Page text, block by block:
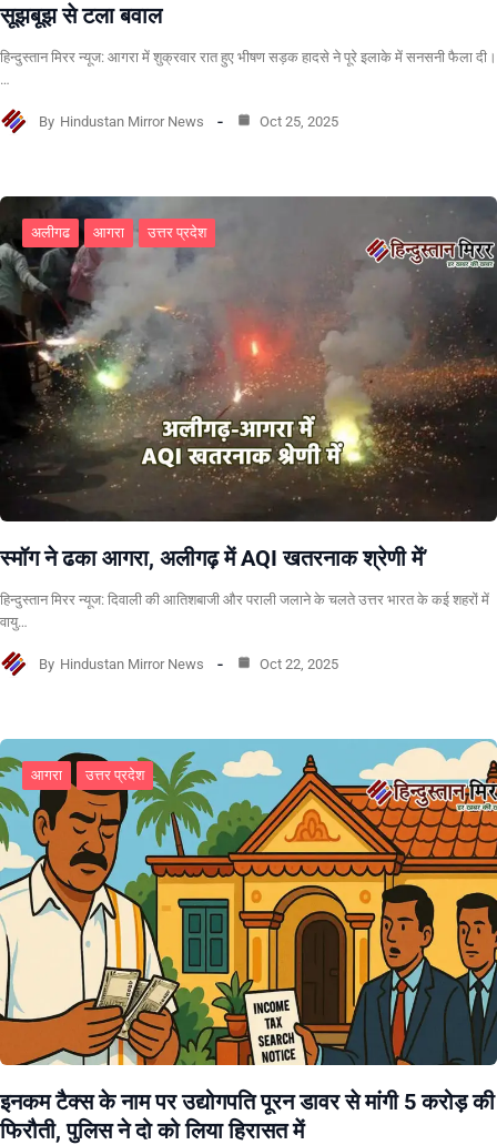
सूझबूझ से टला बवाल
हिन्दुस्तान मिरर न्यूज: आगरा में शुक्रवार रात हुए भीषण सड़क हादसे ने पूरे इलाके में सनसनी फैला दी।
…
By Hindustan Mirror News Oct 25, 2025
अलीगढ आगरा उत्तर प्रदेश
स्मॉग ने ढका आगरा, अलीगढ़ में AQI खतरनाक श्रेणी में’
हिन्दुस्तान मिरर न्यूज: दिवाली की आतिशबाजी और पराली जलाने के चलते उत्तर भारत के कई शहरों में
वायु…
By Hindustan Mirror News Oct 22, 2025
आगरा उत्तर प्रदेश
इनकम टैक्स के नाम पर उद्योगपति पूरन डावर से मांगी 5 करोड़ की
फिरौती, पुलिस ने दो को लिया हिरासत में